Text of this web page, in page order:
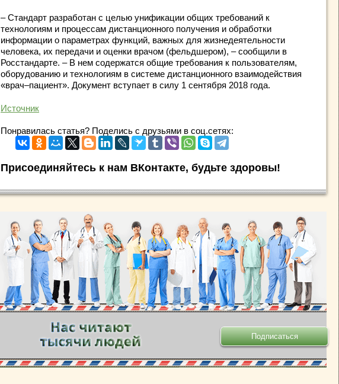
– Стандарт разработан с целью унификации общих требований к
технологиям и процессам дистанционного получения и обработки
информации о параметрах функций, важных для жизнедеятельности
человека, их передачи и оценки врачом (фельдшером), – сообщили в
Росстандарте. – В нем содержатся общие требования к пользователям,
оборудованию и технологиям в системе дистанционного взаимодействия
«врач–пациент». Документ вступает в силу 1 сентября 2018 года.
Источник
Понравилась статья? Поделись с друзьями в соц.сетях:
Присоединяйтесь к нам ВКонтакте, будьте здоровы!
.